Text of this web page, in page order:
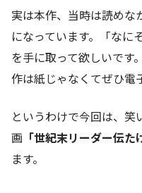
実は本作、当時は読めな
になっています。「な
を手に取って欲しいです
作は紙じゃなくてぜひ電
というわけで今回は、
画 「世紀末リーダー伝
ます。